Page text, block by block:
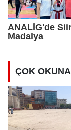
ANALİG'de
Madalya
ÇOK